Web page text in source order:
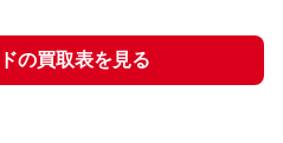
の買取表を見る